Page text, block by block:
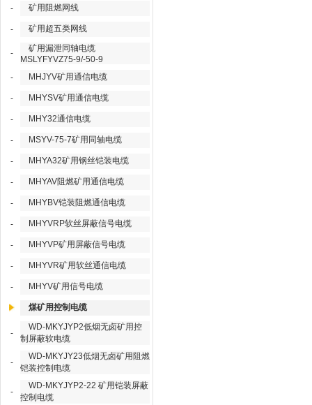
- 矿用阻燃网线
- 矿用超五类网线
-
矿用漏泄同轴电缆
MSLYFYVZ75-9/-50-9
-
MHJYV矿用通信电缆
- MHYSV矿用通信电缆
- MHY32通信电缆
- MSYV-75-7矿用同轴电缆
- MHYA32矿用钢丝铠装电缆
- MHYAV阻燃矿用通信电缆
- MHYBV铠装阻燃通信电缆
- MHYVRP软丝屏蔽信号电缆
- MHYVP矿用屏蔽信号电缆
- MHYVR矿用软丝通信电缆
- MHYV矿用信号电缆
煤矿用控制电缆
-
WD-MKYJYP2低烟无卤矿用控
制屏蔽软电缆
-
WD-MKYJY23低烟无卤矿用阻燃
铠装控制电缆
-
WD-MKYJYP2-22 矿用铠装屏蔽
控制电缆